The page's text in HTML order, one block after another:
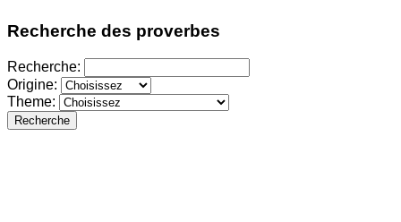
Recherche des proverbes
Recherche:
Origine:
Theme:
Recherche